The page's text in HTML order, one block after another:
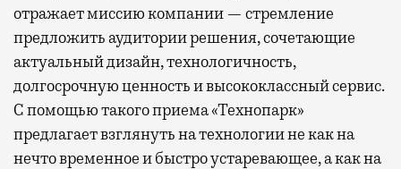
отражает миссию компании — стремление
предложить аудитории решения, сочетающие
актуальный дизайн, технологичность,
долгосрочную ценность и высококлассный сервис.
С помощью такого приема «Технопарк»
предлагает взглянуть на технологии не как на
нечто временное и быстро устаревающее, а как на